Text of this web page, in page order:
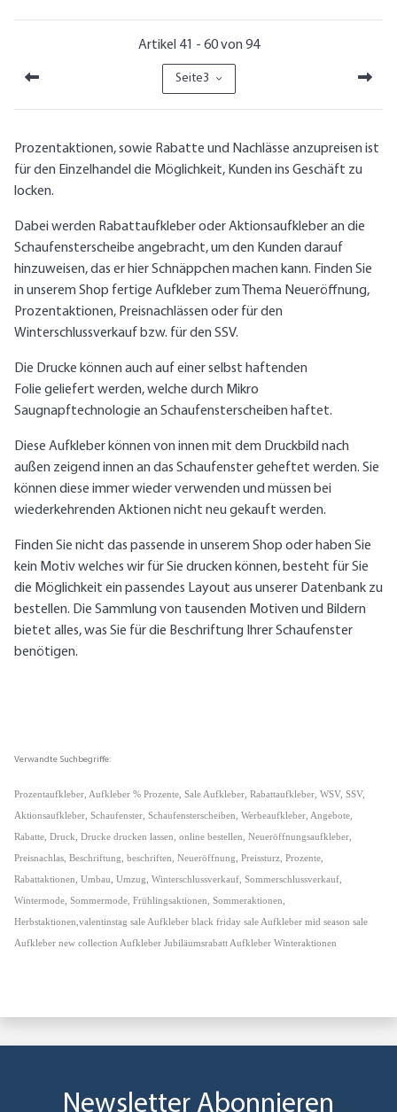
Artikel 41 - 60 von 94
Seite3
Prozentaktionen, sowie Rabatte und Nachlässe anzupreisen ist
für den Einzelhandel die Möglichkeit, Kunden ins Geschäft zu
locken.
Dabei werden Rabattaufkleber oder Aktionsaufkleber an die
Schaufensterscheibe angebracht, um den Kunden darauf
hinzuweisen, das er hier Schnäppchen machen kann. Finden Sie
in unserem Shop fertige Aufkleber zum Thema Neueröffnung,
Prozentaktionen, Preisnachlässen oder für den
Winterschlussverkauf bzw. für den SSV.
Die Drucke können auch auf einer selbst haftenden
Folie geliefert werden, welche durch Mikro
Saugnapftechnologie an Schaufensterscheiben haftet.
Diese Aufkleber können von innen mit dem Druckbild nach
außen zeigend innen an das Schaufenster geheftet werden. Sie
können diese immer wieder verwenden und müssen bei
wiederkehrenden Aktionen nicht neu gekauft werden.
Finden Sie nicht das passende in unserem Shop oder haben Sie
kein Motiv welches wir für Sie drucken können, besteht für Sie
die Möglichkeit ein passendes Layout aus unserer Datenbank zu
bestellen. Die Sammlung von tausenden Motiven und Bildern
bietet alles, was Sie für die Beschriftung Ihrer Schaufenster
benötigen.
Verwandte Suchbegriffe:
Prozentaufkleber, Aufkleber % Prozente, Sale Aufkleber, Rabattaufkleber, WSV, SSV,
Aktionsaufkleber, Schaufenster, Schaufensterscheiben, Werbeaufkleber, Angebote,
Rabatte, Druck, Drucke drucken lassen, online bestellen, Neueröffnungsaufkleber,
Preisnachlas, Beschriftung, beschriften, Neueröffnung, Preissturz, Prozente,
Rabattaktionen, Umbau, Umzug, Winterschlussverkauf, Sommerschlussverkauf,
Wintermode, Sommermode, Frühlingsaktionen, Sommeraktionen,
Herbstaktionen,valentinstag sale Aufkleber black friday sale Aufkleber mid season sale
Aufkleber new collection Aufkleber Jubiläumsrabatt Aufkleber Winteraktionen
Newsletter Abonnieren